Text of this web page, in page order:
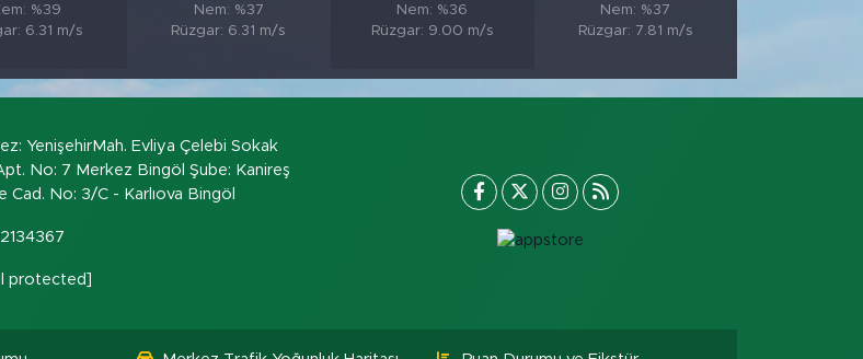
%39
6.31 m/s
Nem: %37
Rüzgar: 6.31 m/s
Nem: %36
Rüzgar: 9.00 m/s
Nem: %37
Rüzgar: 7.81 m/s
YenişehirMah. Evliya Çelebi Sokak
No: 7 Merkez Bingöl Şube: Kanireş
Cad. No: 3/C - Karlıova Bingöl
protected]